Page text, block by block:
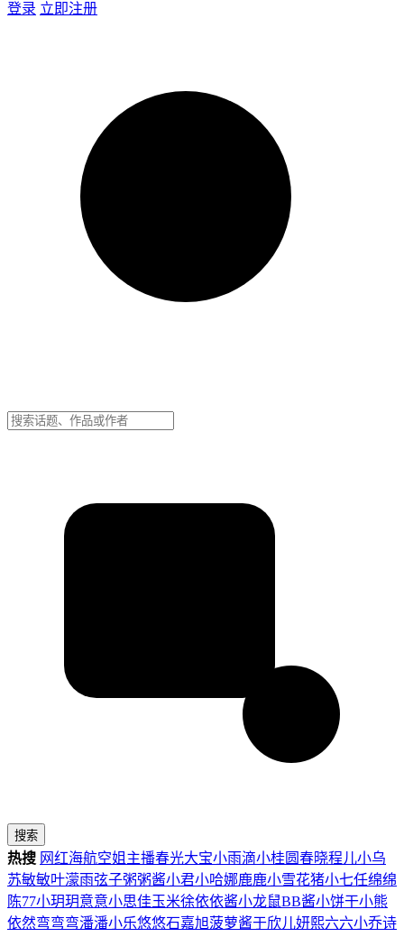
登录 立即注册
搜索
热搜 网红海航空姐 主播春光大宝小雨滴小桂圆春晓程儿小乌
苏敏敏叶濛雨弦子粥粥酱小君小哈娜鹿鹿小雪花猪小七任绵绵
陈77小玥玥意意小思佳玉米徐依依酱小龙鼠BB酱小饼干小熊
依然弯弯弯潘潘小乐悠悠石嘉旭菠萝酱于欣儿妍熙六六小乔诗